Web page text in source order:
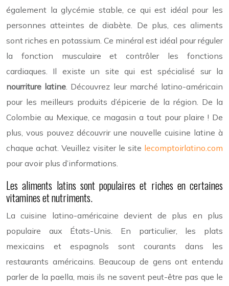
également la glycémie stable, ce qui est idéal pour les
personnes atteintes de diabète. De plus, ces aliments
sont riches en potassium. Ce minéral est idéal pour réguler
la fonction musculaire et contrôler les fonctions
cardiaques. Il existe un site qui est spécialisé sur la
nourriture latine . Découvrez leur marché latino-américain
pour les meilleurs produits d’épicerie de la région. De la
Colombie au Mexique, ce magasin a tout pour plaire ! De
plus, vous pouvez découvrir une nouvelle cuisine latine à
chaque achat. Veuillez visiter le site lecomptoirlatino.com
pour avoir plus d’informations.
Les aliments latins sont populaires et riches en certaines
vitamines et nutriments.
La cuisine latino-américaine devient de plus en plus
populaire aux États-Unis. En particulier, les plats
mexicains et espagnols sont courants dans les
restaurants américains. Beaucoup de gens ont entendu
parler de la paella, mais ils ne savent peut-être pas que le